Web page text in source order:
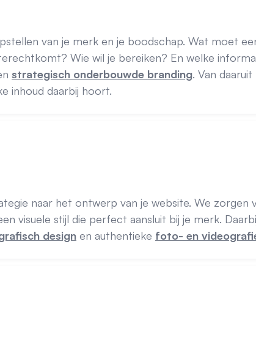
van je merk en je boodschap. Wat moet
Wie wil je bereiken? En welke
strategisch onderbouwde branding. Van
inhoud daarbij hoort.
naar het ontwerp van je website. We zorgen
visuele stijl die perfect aansluit bij je merk.
design en authentieke foto- en